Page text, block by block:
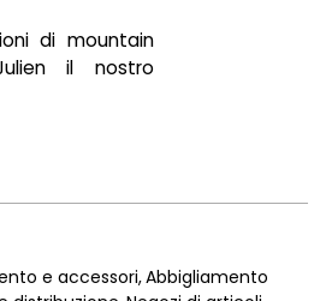
di mountain
il nostro
e accessori Abbigliamento